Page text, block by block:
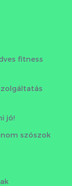
fitness
jó!
szószok